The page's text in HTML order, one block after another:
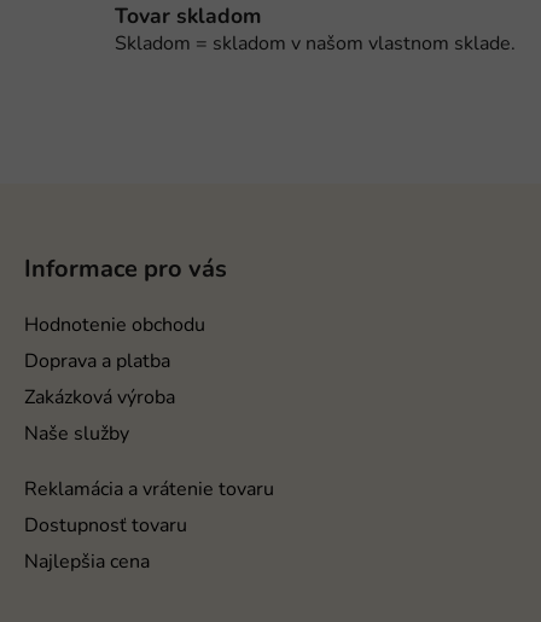
Tovar skladom
Skladom = skladom v našom vlastnom sklade.
Informace pro vás
Hodnotenie obchodu
Doprava a platba
Zakázková výroba
Naše služby
Reklamácia a vrátenie tovaru
Dostupnosť tovaru
Najlepšia cena